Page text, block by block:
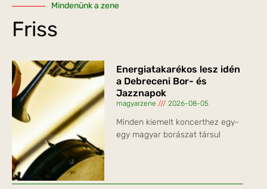
Mindenünk a zene
Friss
Energiatakarékos lesz idén
a Debreceni Bor- és
Jazznapok
magyarzene 2026-08-05
Minden kiemelt koncerthez egy-
egy magyar borászat társul